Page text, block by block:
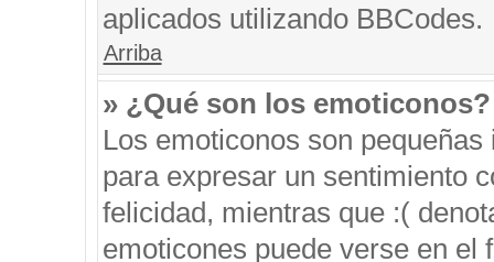
aplicados utilizando BBCodes.
Arriba
» ¿Qué son los emoticonos?
Los emoticonos son
para expresar un sentimiento
felicidad, mientras que :(
emoticones puede verse en el